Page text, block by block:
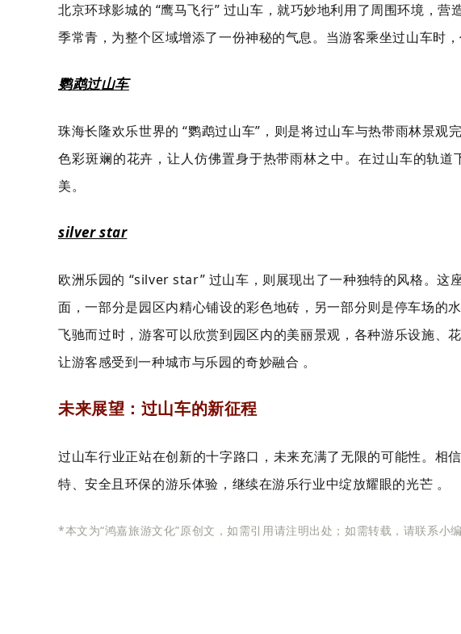
北京环球影城的 “鹰马飞行” 过山车，就巧妙地利用了周围环境，
季常青，为整个区域增添了一份神秘的气息。当游客乘坐过山车时
鹦鹉过山车
珠海长隆欢乐世界的 “鹦鹉过山车”，则是将过山车与热带雨林景
色彩斑斓的花卉，让人仿佛置身于热带雨林之中。在过山车的轨
美。
silver star
欧洲乐园的 “silver star” 过山车，则展现出了一种独特的风格。这
面，一部分是园区内精心铺设的彩色地砖，另一部分则是停车场的
飞驰而过时，游客可以欣赏到园区内的美丽景观，各种游乐设施、
让游客感受到一种城市与乐园的奇妙融合 。
未来展望：过山车的新征程
过山车行业正站在创新的十字路口，未来充满了无限的可能性。相
特、安全且环保的游乐体验，继续在游乐行业中绽放耀眼的光芒 。
*本文为“鸿嘉旅游文化”原创文，如需引用请注明出处；如需转载，请联系